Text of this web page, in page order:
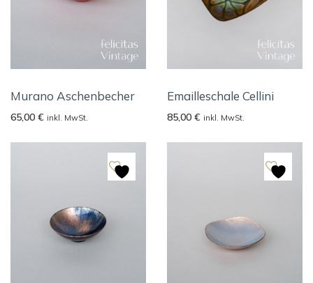
Murano Aschenbecher
65,00 € inkl. MwSt.
Emailleschale Cellini
85,00 € inkl. MwSt.